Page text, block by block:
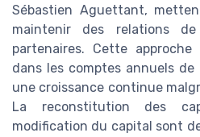
Sébastien Aguettant,
maintenir des relations
partenaires. Cette
dans les comptes annuels
une croissance continue
La reconstitution des
modification du capital sont